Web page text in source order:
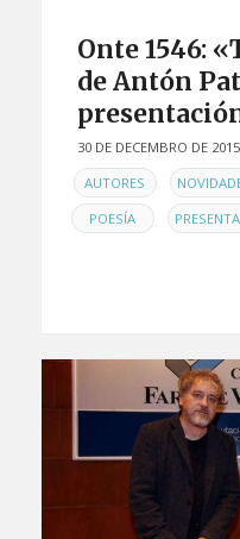
Onte 1546:
de Antón
30 DE DECEMBRO DE 2015
EN AUTORES ,
POESÍA ,